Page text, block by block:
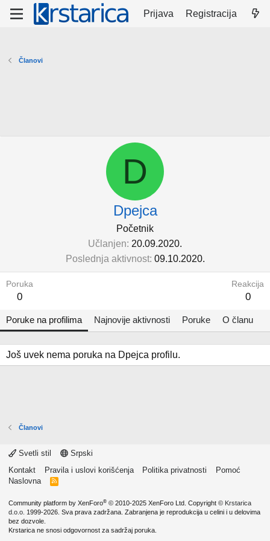
Prijava Registracija
Članovi
D
Dpejca
Početnik
Učlanjen 20.09.2020.
Poslednja aktivnost 09.10.2020.
Poruka
0
Reakcija
0
Poruke na profilima Najnovije aktivnosti Poruke O članu
Još uvek nema poruka na Dpejca profilu.
Članovi
Svetli stil
Srpski
Kontakt
Pravila i uslovi korišćenja Politika privatnosti
Pomoć
Naslovna
R
Community platform by XenForo® © 2010-2025 XenForo Ltd. Copyright © Krstarica
d.o.o. 1999-2026. Sva prava zadržana. Zabranjena je reprodukcija u celini i u delovima
bez dozvole.
Krstarica ne snosi odgovornost za sadržaj poruka.